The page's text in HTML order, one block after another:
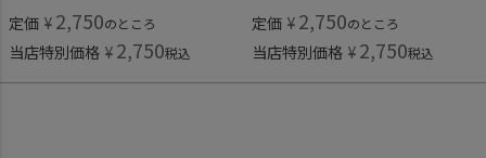
定価 ¥ 2,750のところ
当店特別価格 ¥ 2,750税込
定価 ¥ 2,750のところ
当店特別価格 ¥ 2,750税込